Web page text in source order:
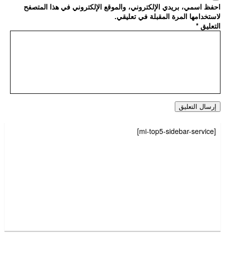
احفظ اسمي، بريدي الإلكتروني، والموقع الإلكتروني في هذا المتصفح
لاستخدامها المرة المقبلة في تعليقي.
التعليق *
[mi-top5-sidebar-service]